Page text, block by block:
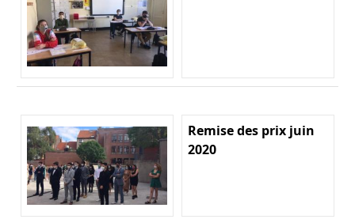
Remise des prix juin
2020